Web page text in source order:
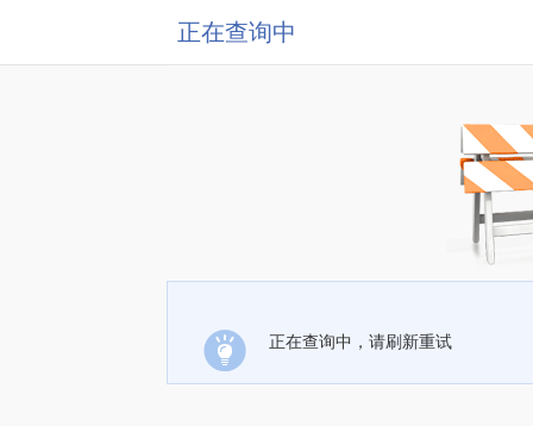
正在查询中
正在查询中，请刷新重试